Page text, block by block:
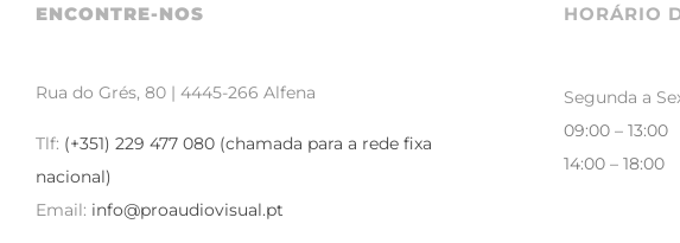
ENCONTRE-NOS
Rua do Grés, 80 | 4445-266 Alfena
Tlf: (+351) 229 477 080 (chamada para a rede fixa
nacional)
Email: info@proaudiovisual.pt
HORÁRIO
Segunda a
09:00 – 13:00
14:00 – 18:00